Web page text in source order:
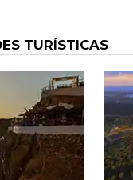
TURÍSTICAS